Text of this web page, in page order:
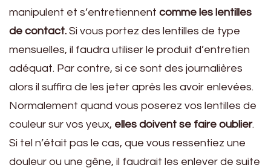
manipulent et s’entretiennent comme les lentilles
de contact. Si vous portez des lentilles de type
mensuelles, il faudra utiliser le produit d’entretien
adéquat. Par contre, si ce sont des journalières
alors il suffira de les jeter après les avoir enlevées.
Normalement quand vous poserez vos lentilles de
couleur sur vos yeux, elles doivent se faire oublier.
Si tel n’était pas le cas, que vous ressentiez une
douleur ou une gêne, il faudrait les enlever de suite